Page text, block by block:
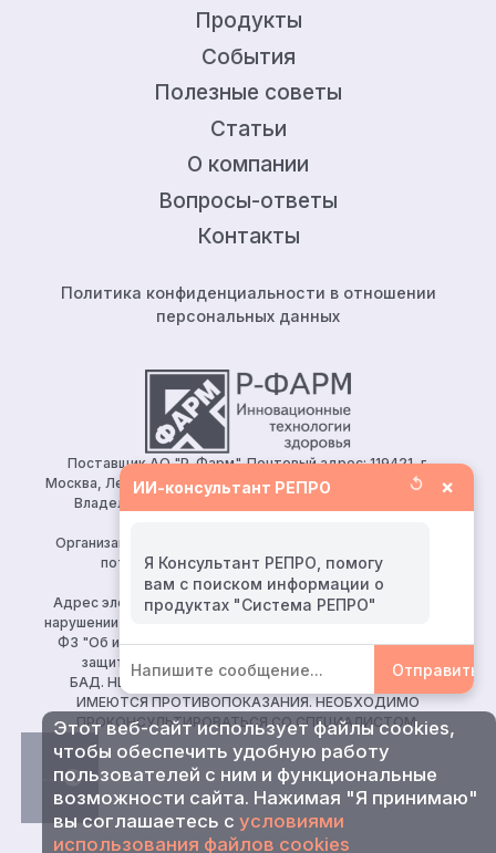
Продукты
События
Полезные советы
Статьи
О компании
Вопросы-ответы
Контакты
Политика конфиденциальности в отношении
персональных данных
Поставщик АО "Р-Фарм". Почтовый адрес: 119421, г.
Москва, Ленинский проспект, д.111, корп.1, этаж 5, ком.128.
Владелец сайта: АО «Р-Фарм» 123154, Москва, ул.
Организация, уполномоченная принимать претензии от
потребителей: ООО «Р-Фарм Косметикс»
Тел:+7 (495) 165 10 75
Адрес электронной почты для направления заявления о
нарушении авторских и (или) смежных прав (ч. 2 ст. 10, 149-
ФЗ "Об информации, информационных технологиях и о
защите информации")
reproapotheka@rpharm.ru
БАД. НЕ ЯВЛЯЕТСЯ ЛЕКАРСТВЕННЫМ СРЕДСТВОМ.
ИМЕЮТСЯ ПРОТИВОПОКАЗАНИЯ. НЕОБХОДИМО
ПРОКОНСУЛЬТИРОВАТЬСЯ СО СПЕЦИАЛИСТОМ.
Этот веб-сайт использует файлы cookies,
чтобы обеспечить удобную работу
пользователей с ним и функциональные
возможности сайта. Нажимая "Я принимаю"
вы соглашаетесь с условиями
использования файлов cookies
ИИ-консультант РЕПРО ↺ ×
Я Консультант РЕПРО, помогу
вам с поиском информации о
Отправить